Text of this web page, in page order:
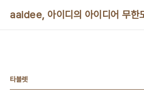
aaidee, 아이디의 아이디어 무한
타블렛